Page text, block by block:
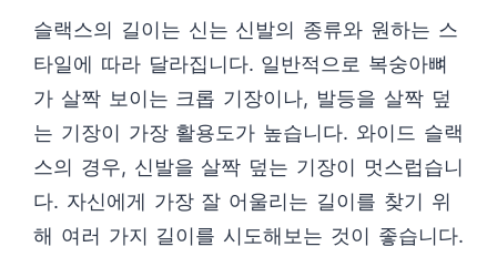
슬랙스의 길이는 신는 신발의 종류와 원하는 스
타일에 따라 달라집니다. 일반적으로 복숭아뼈
가 살짝 보이는 크롭 기장이나, 발등을 살짝 덮
는 기장이 가장 활용도가 높습니다. 와이드 슬랙
스의 경우, 신발을 살짝 덮는 기장이 멋스럽습니
다. 자신에게 가장 잘 어울리는 길이를 찾기 위
해 여러 가지 길이를 시도해보는 것이 좋습니다.